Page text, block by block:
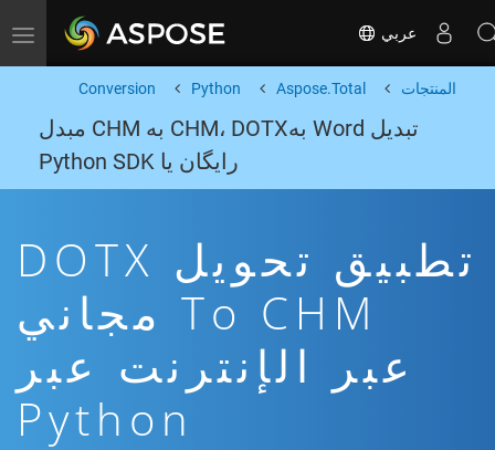
Toggle navigation عربي
المنتجات Aspose.Total
Python
Conversion
تبدیل Word بهCHM، DOTX به CHM مبدل
رایگان یا Python SDK
تطبيق تحويل DOTX
To CHM مجاني
عبر الإنترنت عبر
Python